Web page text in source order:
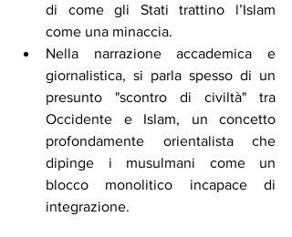
di come gli Stati trattino l’Islam
come una minaccia.
Nella narrazione accademica e
giornalistica, si parla spesso di un
presunto "scontro di civiltà" tra
Occidente e Islam, un concetto
profondamente orientalista che
dipinge i musulmani come un
blocco monolitico incapace di
integrazione.